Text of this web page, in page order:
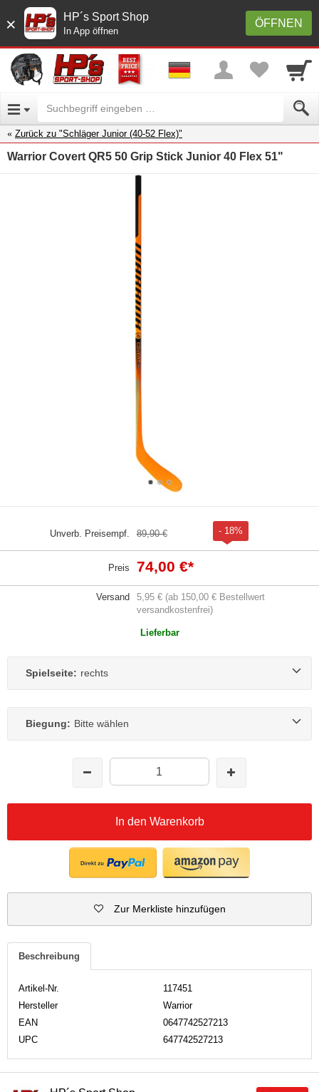
× ÖFFNEN
HP´s Sport Shop
In App öffnen
Zurück zu "Schläger Junior (40-52 Flex)"
Warrior Covert QR5 50 Grip Stick Junior 40 Flex 51"
Unverb. Preisempf. 89,90 € - 18%
Preis 74,00 €*
Versand
5,95 € (ab 150,00 € Bestellwert
versandkostenfrei)
Lieferbar
Spielseite: rechts
Biegung: Bitte wählen
In den Warenkorb
Zur Merkliste hinzufügen
Beschreibung
Artikel-Nr.
117451
Hersteller
Warrior
EAN
0647742527213
UPC
647742527213